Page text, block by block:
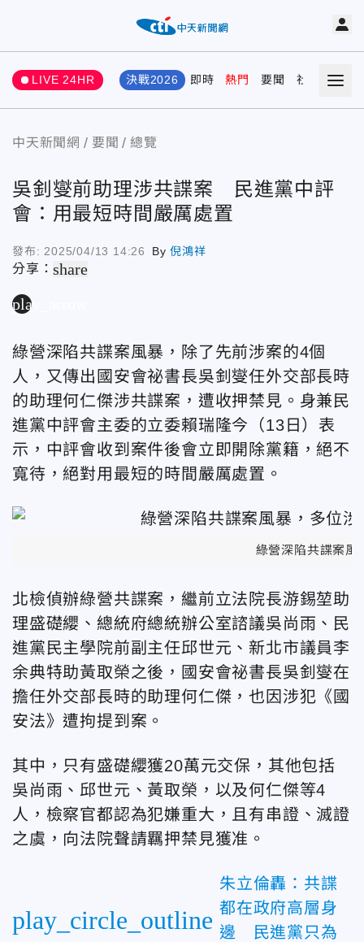
LIVE 24HR 決戰2026 即時 熱門 要聞 社會 娛樂
中天新聞網 要聞 總覽
吳釗燮前助理涉共諜案 民進黨中評
會：用最短時間嚴厲處置
發布: 2025/04/13 14:26 By倪鴻祥
分享：share
play_arrow
綠營深陷共諜案風暴，除了先前涉案的4個
人，又傳出國安會祕書長吳釗燮任外交部長時
的助理何仁傑涉共諜案，遭收押禁見。身兼民
進黨中評會主委的立委賴瑞隆今（13日）表
示，中評會收到案件後會立即開除黨籍，絕不
寬待，絕對用最短的時間嚴厲處置。
綠營深陷共諜案風
北檢偵辦綠營共諜案，繼前立法院長游錫堃助
理盛礎纓、總統府總統辦公室諮議吳尚雨、民
進黨民主學院前副主任邱世元、新北市議員李
余典特助黃取榮之後，國安會祕書長吳釗燮在
擔任外交部長時的助理何仁傑，也因涉犯《國
安法》遭拘提到案。
其中，只有盛礎纓獲20萬元交保，其他包括
吳尚雨、邱世元、黃取榮，以及何仁傑等4
人，檢察官都認為犯嫌重大，且有串證、滅證
之虞，向法院聲請羈押禁見獲准。
play_circle_outline
朱立倫轟：共諜
都在政府高層身
邊 民進黨只為